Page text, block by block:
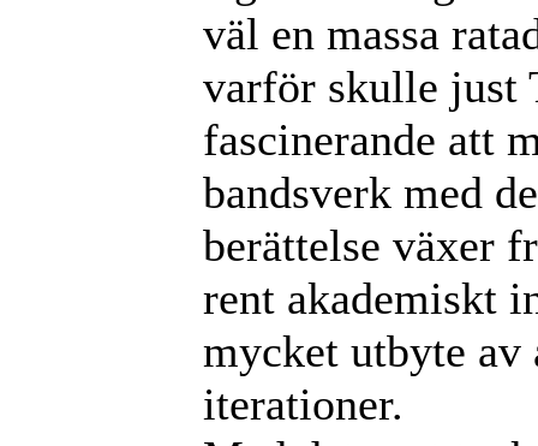
väl en massa
varför skulle just
fascinerande att
bandsverk med
berättelse växer
rent akademiskt
mycket utbyte av
iterationer.